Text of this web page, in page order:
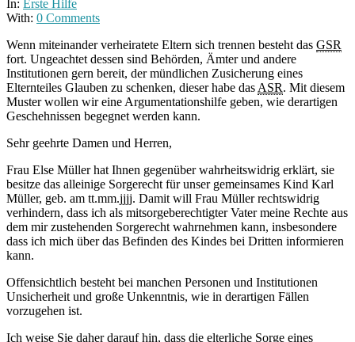
In: Erste Hilfe
With: 0 Comments
Wenn miteinander verheiratete Eltern sich trennen besteht das GSR
fort. Ungeachtet dessen sind Behörden, Ämter und andere
Institutionen gern bereit, der mündlichen Zusicherung eines
Elternteiles Glauben zu schenken, dieser habe dasASR. Mit diesem
Muster wollen wir eine Argumentationshilfe geben, wie derartigen
Geschehnissen begegnet werden kann.
Sehr geehrte Damen und Herren,
Frau Else Müller hat Ihnen gegenüber wahrheitswidrig erklärt, sie
besitze das alleinige Sorgerecht für unser gemeinsames Kind Karl
Müller, geb. am tt.mm.jjjj. Damit will Frau Müller rechtswidrig
verhindern, dass ich als mitsorgeberechtigter Vater meine Rechte aus
dem mir zustehenden Sorgerecht wahrnehmen kann, insbesondere
dass ich mich über das Befinden des Kindes bei Dritten informieren
kann.
Offensichtlich besteht bei manchen Personen und Institutionen
Unsicherheit und große Unkenntnis, wie in derartigen Fällen
vorzugehen ist.
Ich weise Sie daher darauf hin, dass die elterliche Sorge eines